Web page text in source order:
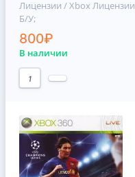
Лицензии / Xbox Лицензии
Б/У;
800₽
В наличии
1